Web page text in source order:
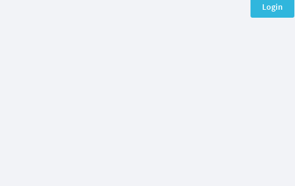
Login